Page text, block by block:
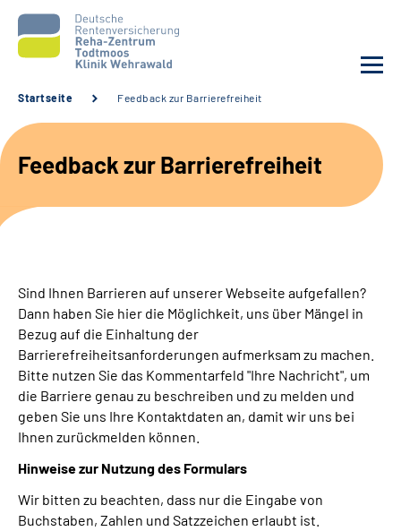
Unsere Klinik
Unsere Angebote
Sozialdienste & Zuweisende
Suche
Leichte Sprache
Gebärdensprache
Startseite Feedback zur Barrierefreiheit
Feedback zur Barrierefreiheit
Sind Ihnen Barrieren auf unserer Webseite aufgefallen?
Dann haben Sie hier die Möglichkeit, uns über Mängel in
Bezug auf die Einhaltung der
Barrierefreiheitsanforderungen aufmerksam zu machen.
Bitte nutzen Sie das Kommentarfeld "Ihre Nachricht", um
die Barriere genau zu beschreiben und zu melden und
geben Sie uns Ihre Kontaktdaten an, damit wir uns bei
Ihnen zurückmelden können.
Hinweise zur Nutzung des Formulars
Wir bitten zu beachten, dass nur die Eingabe von
Buchstaben, Zahlen und Satzzeichen erlaubt ist.